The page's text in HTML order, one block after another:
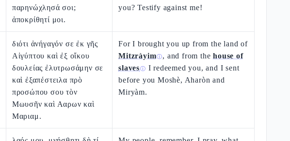
παρηνώχλησά σοι;
ἀποκρίθητί μοι.
you? Testify against me!
διότι ἀνήγαγόν σε ἐκ γῆς
Αἰγύπτου καὶ ἐξ οἴκου
δουλείας ἐλυτρωσάμην σε
καὶ ἐξαπέστειλα πρὸ
προσώπου σου τὸν
Μωυσῆν καὶ Ααρων καὶ
Μαριαμ.
For I brought you up from the land of
Mitzràyimⓘ, and from thehouse of
slavesⓘ I redeemed you, and I sent
before you Moshè, Aharòn and
Miryàm.